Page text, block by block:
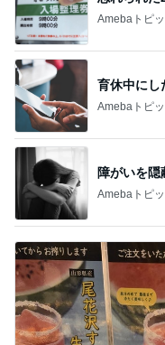
Amebaトピ
育休中にし
Amebaトピ
障がいを隠
Amebaトピ